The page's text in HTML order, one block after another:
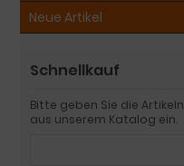
Neue Artikel
Schnellkauf
Bitte geben Sie die
aus unserem Katalog ein.